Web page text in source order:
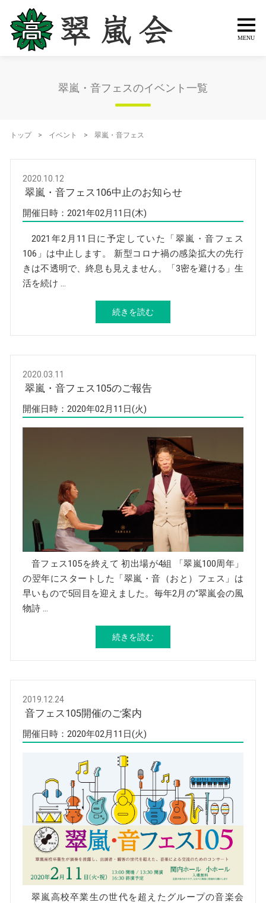
翠嵐・音フェスのイベント一覧
トップ > イベント > 翠嵐・音フェス
2020.10.12
翠嵐・音フェス106中止のお知らせ
開催日時：2021年02月11日(木)
2021年2月11日に予定していた「翠嵐・音フェス
106」は中止します。 新型コロナ禍の感染拡大の先行
きは不透明で、終息も見えません。「3密を避ける」生
活を続け …
続きを読む
2020.03.11
翠嵐・音フェス105のご報告
開催日時：2020年02月11日(火)
音フェス105を終えて 初出場が4組 「翠嵐100周年」
の翌年にスタートした「翠嵐・音（おと）フェス」は
早いもので5回目を迎えました。毎年2月の“翠嵐会の風
物詩 …
続きを読む
2019.12.24
音フェス105開催のご案内
開催日時：2020年02月11日(火)
翠嵐高校卒業生の世代を超えたグループの音楽会